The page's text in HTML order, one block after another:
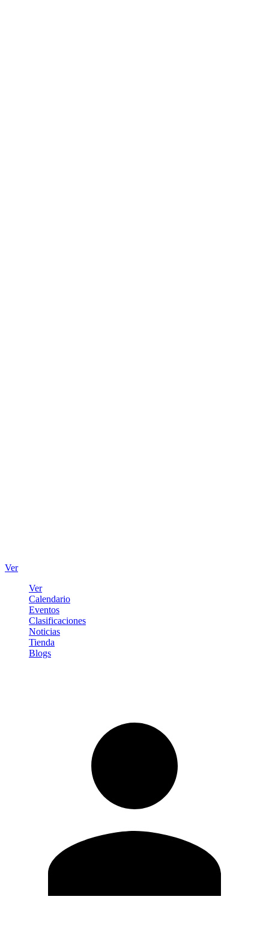
Ver
Ver
Calendario
Eventos
Clasificaciones
Noticias
Tienda
Blogs